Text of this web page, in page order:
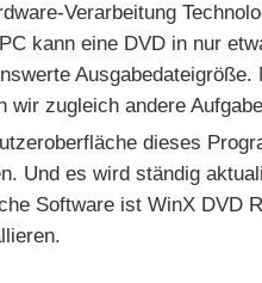
Verarbeitung
kann eine DVD in nur
zugleich andere
dieses
Und es wird ständig
Software ist WinX DVD